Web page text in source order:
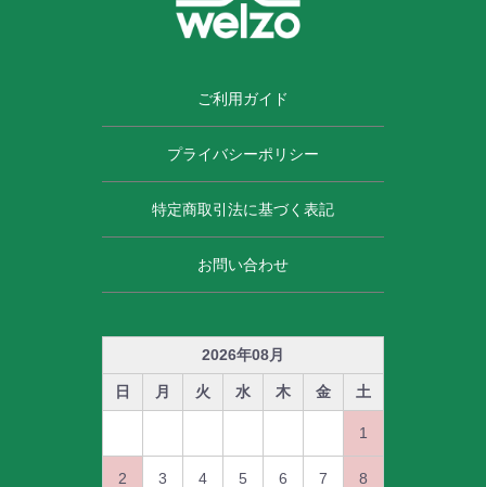
ご利用ガイド
プライバシーポリシー
特定商取引法に基づく表記
お問い合わせ
2026年08月
日 月 火 水 木 金 土
1
2 3 4 5 6 7 8